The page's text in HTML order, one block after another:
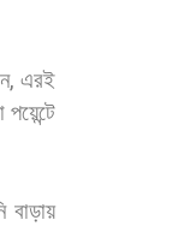
, এরই
পয়েন্টে
বাড়ায়